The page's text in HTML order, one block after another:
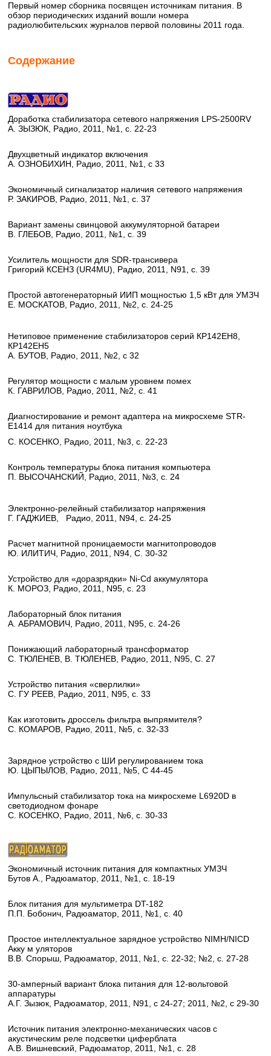
Первый номер сборника посвящен источникам питания. В
обзор периодических изданий вошли номера
радиолюбительских журналов первой половины 2011 года.
Содержание
Доработка стабилизатора сетевого напряжения LPS-2500RV
А. ЗЫЗЮК, Радио, 2011, №1, с. 22-23
Двухцветный индикатор включения
А. ОЗНОБИХИН, Радио, 2011, №1, с 33
Экономичный сигнализатор наличия сетевого напряжения
Р. ЗАКИРОВ, Радио, 2011, №1, с. 37
Вариант замены свинцовой аккумуляторной батареи
В. ГЛЕБОВ, Радио, 2011, №1, с. 39
Усилитель мощности для SDR-трансивера
Григорий КСЕНЗ (UR4MU), Радио, 2011, N91, с. 39
Простой автогенераторный ИИП мощностью 1,5 кВт для УМЗЧ
Е. МОСКАТОВ, Радио, 2011, №2, с. 24-25
Нетиповое применение стабилизаторов серий КР142ЕН8,
КР142ЕН5
А. БУТОВ, Радио, 2011, №2, с 32
Регулятор мощности с малым уровнем помех
К. ГАВРИЛОВ, Радио, 2011, №2, с. 41
Диагностирование и ремонт адаптера на микросхеме STR-
E1414 для питания ноутбука
С. КОСЕНКО, Радио, 2011, №3, с. 22-23
Контроль температуры блока питания компьютера
П. ВЫСОЧАНСКИЙ, Радио, 2011, №3, с. 24
Электронно-релейный стабилизатор напряжения
Г. ГАДЖИЕВ, Радио, 2011, N94, с. 24-25
Расчет магнитной проницаемости магнитопроводов
Ю. ИЛИТИЧ, Радио, 2011, N94, С. 30-32
Устройство для «доразрядки» Ni-Cd аккумулятора
К. МОРОЗ, Радио, 2011, N95, с. 23
Лабораторный блок питания
А. АБРАМОВИЧ, Радио, 2011, N95, с. 24-26
Понижающий лабораторный трансформатор
С. ТЮЛЕНЕВ, В. ТЮЛЕНЕВ, Радио, 2011, N95, С. 27
Устройство питания «сверлилки»
С. ГУ РЕЕВ, Радио, 2011, N95, с. 33
Как изготовить дроссель фильтра выпрямителя?
С. КОМАРОВ, Радио, 2011, №5, с. 32-33
Зарядное устройство с ШИ регулированием тока
Ю. ЦЫПЫЛОВ, Радио, 2011, №5, С 44-45
Импульсный стабилизатор тока на микросхеме L6920D в
светодиодном фонаре
С. КОСЕНКО, Радио, 2011, №6, с. 30-33
Экономичный источник питания для компактных УМЗЧ
Бутов А., Радюаматор, 2011, №1, с. 18-19
Блок питания для мультиметра DT-182
П.П. Бобонич, Радюаматор, 2011, №1, с. 40
Простое интеллектуальное зарядное устройство NIMH/NICD
Акку м уляторов
В.В. Спорыш, Радюаматор, 2011, №1, с. 22-32; №2, с. 27-28
30-амперный вариант блока питания для 12-вольтовой
аппаратуры
А.Г. Зызюк, Радюаматор, 2011, N91, с 24-27; 2011, №2, с 29-30
Источник питания электронно-механических часов с
акустическим реле подсветки циферблата
А.В. Вишневский, Радюаматор, 2011, №1, с. 28